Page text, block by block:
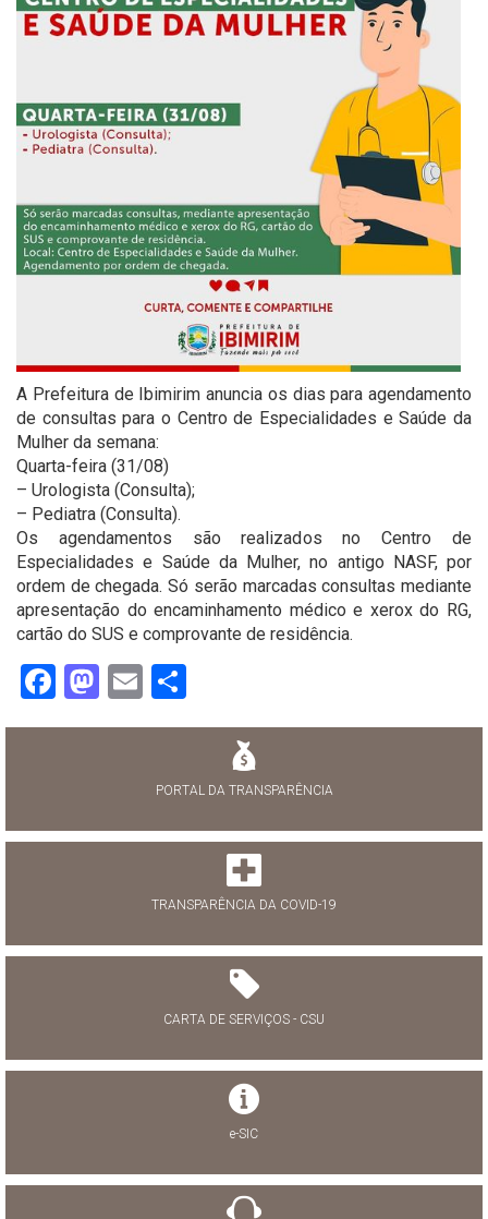
A Prefeitura de Ibimirim anuncia os dias para agendamento
de consultas para o Centro de Especialidades e Saúde da
Mulher da semana:
Quarta-feira (31/08)
– Urologista (Consulta);
– Pediatra (Consulta).
Os agendamentos são realizados no Centro de
Especialidades e Saúde da Mulher, no antigo NASF, por
ordem de chegada. Só serão marcadas consultas mediante
apresentação do encaminhamento médico e xerox do RG,
cartão do SUS e comprovante de residência.
Facebook
Mastodon
Email
PORTAL DA TRANSPARÊNCIA
TRANSPARÊNCIA DA COVID-19
CARTA DE SERVIÇOS - CSU
e-SIC